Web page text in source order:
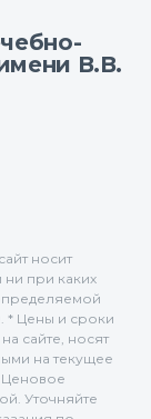
В.В.
носит
при каких
* Цены и сроки
сайте, носят
на текущее
Ценовое
Уточняйте